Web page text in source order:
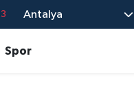
Antalya
Spor